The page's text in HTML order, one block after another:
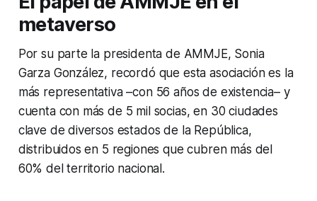
metaverso
Por su parte la presidenta de AMMJE, Sonia
Garza González, recordó que esta asociación es la
más representativa –con 56 años de existencia– y
cuenta con más de 5 mil socias, en 30 ciudades
clave de diversos estados de la República,
distribuidos en 5 regiones que cubren más del
60% del territorio nacional.